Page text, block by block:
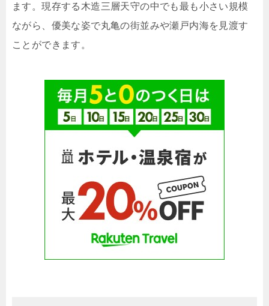
ます。現存する木造三層天守の中でも最も小さい規模
ながら、優美な姿で丸亀の街並みや瀬戸内海を見渡す
ことができます。